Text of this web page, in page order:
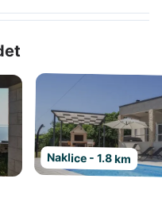
Naklice - 1.8 km